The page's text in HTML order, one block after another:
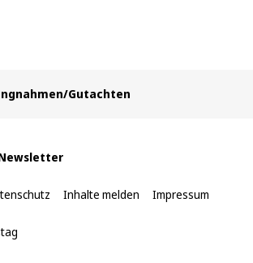
Gutachten
Inhalte melden Impressum